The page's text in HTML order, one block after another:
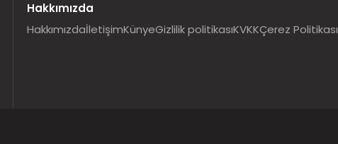
Hakkımızda
HakkımızdaİletişimKünyeGizlilik politikasıKVKKÇerez Politikası